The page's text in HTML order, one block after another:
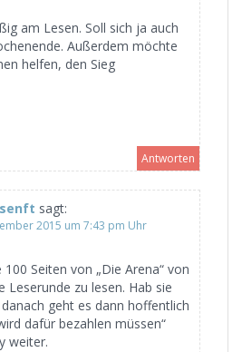
am Lesen. Soll sich ja auch
Außerdem möchte
helfen, den Sieg
Antworten
sagt:
2015 um 7:43 pm Uhr
Seiten von „Die Arena“ von
Leserunde zu lesen. Hab sie
geht es dann hoffentlich
dafür bezahlen müssen“
weiter.